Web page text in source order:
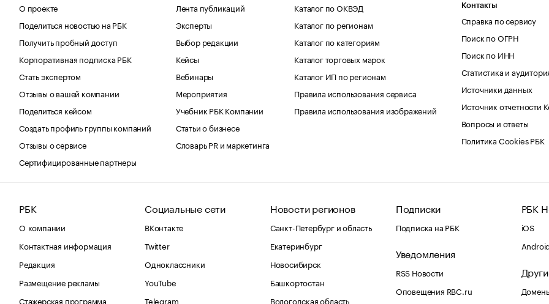
О проекте
Поделиться новостью на РБК
Получить пробный доступ
Корпоративная подписка РБК
Стать экспертом
Отзывы о вашей компании
Поделиться кейсом
Создать профиль группы компаний
Отзывы о сервисе
Сертифицированные партнеры
Лента публикаций
Эксперты
Выбор редакции
Кейсы
Вебинары
Мероприятия
Учебник РБК Компании
Статьи о бизнесе
Словарь PR и маркетинга
Каталог по ОКВЭД
Каталог по регионам
Каталог по категориям
Каталог торговых марок
Каталог ИП по регионам
Правила использования сервиса
Правила использования изображений
Контакты
Справка по сервису
Поиск по ОГРН
Поиск по ИНН
Статистика и
Источники данных
Источник отчетности
Вопросы и ответы
Политика Cookies РБК
РБК
О компании
Контактная информация
Редакция
Размещение рекламы
Стажерская программа
Социальные сети
ВКонтакте
Twitter
Одноклассники
YouTube
Telegram
Новости регионов
Санкт-Петербург и область
Екатеринбург
Новосибирск
Башкортостан
Вологодская область
Подписки
Подписка на РБК
Уведомления
RSS Новости
Оповещения RBC.ru
РБК
iOS